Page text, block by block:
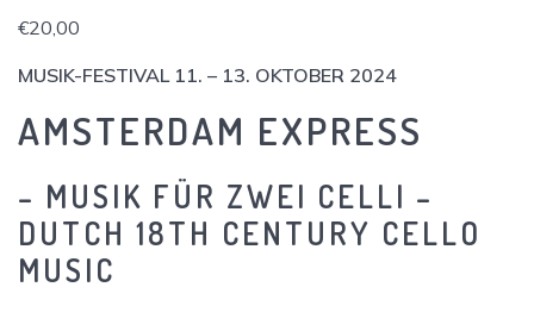
€20,00
MUSIK-FESTIVAL 11. – 13. OKTOBER 2024
AMSTERDAM EXPRESS
– MUSIK FÜR ZWEI CELLI –
DUTCH 18TH CENTURY CELLO
MUSIC